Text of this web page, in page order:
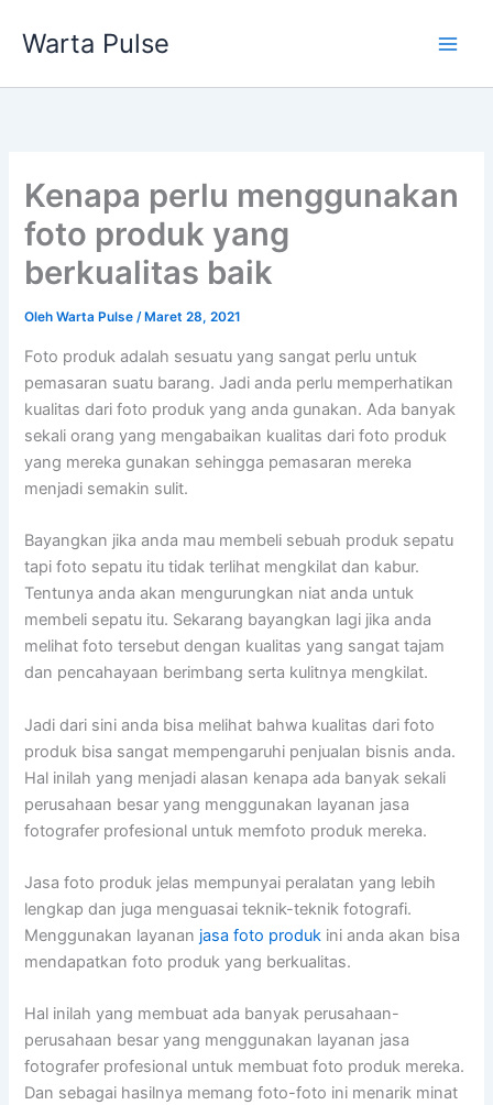
Warta Pulse
Kenapa perlu menggunakan
foto produk yang
berkualitas baik
OlehWarta Pulse/ Maret 28, 2021
Foto produk adalah sesuatu yang sangat perlu untuk
pemasaran suatu barang. Jadi anda perlu memperhatikan
kualitas dari foto produk yang anda gunakan. Ada banyak
sekali orang yang mengabaikan kualitas dari foto produk
yang mereka gunakan sehingga pemasaran mereka
menjadi semakin sulit.
Bayangkan jika anda mau membeli sebuah produk sepatu
tapi foto sepatu itu tidak terlihat mengkilat dan kabur.
Tentunya anda akan mengurungkan niat anda untuk
membeli sepatu itu. Sekarang bayangkan lagi jika anda
melihat foto tersebut dengan kualitas yang sangat tajam
dan pencahayaan berimbang serta kulitnya mengkilat.
Jadi dari sini anda bisa melihat bahwa kualitas dari foto
produk bisa sangat mempengaruhi penjualan bisnis anda.
Hal inilah yang menjadi alasan kenapa ada banyak sekali
perusahaan besar yang menggunakan layanan jasa
fotografer profesional untuk memfoto produk mereka.
Jasa foto produk jelas mempunyai peralatan yang lebih
lengkap dan juga menguasai teknik-teknik fotografi.
Menggunakan layanan jasa foto produk ini anda akan bisa
mendapatkan foto produk yang berkualitas.
Hal inilah yang membuat ada banyak perusahaan-
perusahaan besar yang menggunakan layanan jasa
fotografer profesional untuk membuat foto produk mereka.
Dan sebagai hasilnya memang foto-foto ini menarik minat